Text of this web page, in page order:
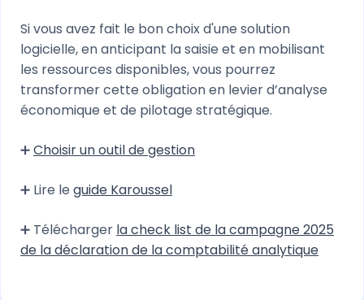
Si vous avez fait le bon choix d'une solution
logicielle, en anticipant la saisie et en mobilisant
les ressources disponibles, vous pourrez
transformer cette obligation en levier d’analyse
économique et de pilotage stratégique.
➕Choisir un outil de gestion
➕ Lire le guide Karoussel
➕ Télécharger la check list de la campagne 2025
de la déclaration de la comptabilité analytique